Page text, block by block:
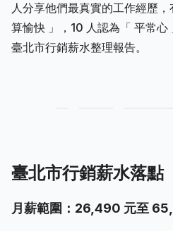
人分享他們最真實的工作經歷
算愉快 」，10 人認為「 平常
臺北市行銷薪水整理報告。
臺北市行銷薪水落點
月薪範圍：26,490 元至